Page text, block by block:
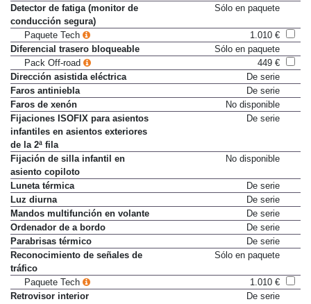
Detector de fatiga (monitor de
conducción segura)
Sólo en paquete
Paquete Tech
1.010 €
Diferencial trasero bloqueable
Sólo en paquete
Pack Off-road
449 €
Dirección asistida eléctrica
De serie
Faros antiniebla
De serie
Faros de xenón
No disponible
Fijaciones ISOFIX para asientos
infantiles en asientos exteriores
de la 2ª fila
De serie
Fijación de silla infantil en
asiento copiloto
No disponible
Luneta térmica
De serie
Luz diurna
De serie
Mandos multifunción en volante
De serie
Ordenador de a bordo
De serie
Parabrisas térmico
De serie
Reconocimiento de señales de
tráfico
Sólo en paquete
Paquete Tech
1.010 €
Retrovisor interior
De serie